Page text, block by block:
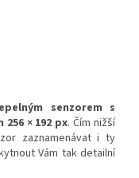
senzorem s
× 192 px. Čím nižší
zaznamenávat i ty
Vám tak detailní